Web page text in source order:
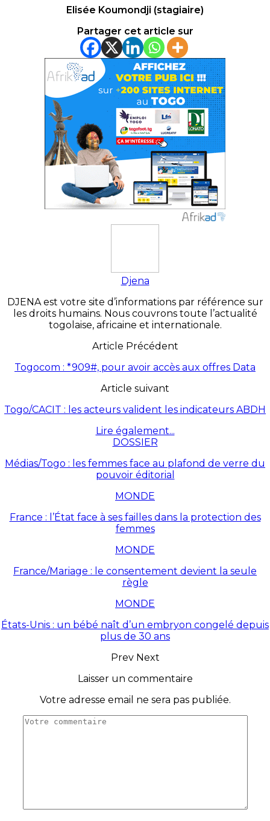
Elisée Koumondji (stagiaire)
Partager cet article sur
Djena
DJENA est votre site d’informations par référence sur
les droits humains. Nous couvrons toute l’actualité
togolaise, africaine et internationale.
Article Précédent
Togocom : *909#, pour avoir accès aux offres Data
Article suivant
Togo/CACIT : les acteurs valident les indicateurs ABDH
Lire également...
DOSSIER
Médias/Togo : les femmes face au plafond de verre du
pouvoir éditorial
MONDE
France : l’État face à ses failles dans la protection des
femmes
MONDE
France/Mariage : le consentement devient la seule
règle
MONDE
États-Unis : un bébé naît d’un embryon congelé depuis
plus de 30 ans
Prev Next
Laisser un commentaire
Votre adresse email ne sera pas publiée.